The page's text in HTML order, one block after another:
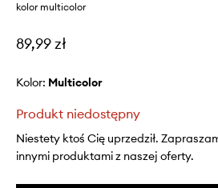
kolor multicolor
89,99 zł
Kolor: multicolor
Produkt niedostępny
Niestety ktoś Cię uprzedził.
innymi produktami z naszej oferty.